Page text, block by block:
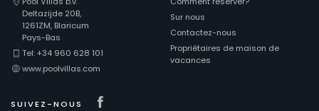
Deltazijde 20B,
1261ZM, Blaricum
Pays-Bas
Tel: +34 960 628 101
www.poolvillas.com
SUIVEZ-NOUS
Sur nous
Contactez-nous
Propriétaires de maison de
vacances